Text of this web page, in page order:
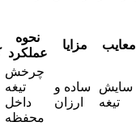
نحوه
عملکرد
مزایا معایب
چرخش
تیغه
داخل
محفظه
ساده و
ارزان
سایش
تیغه